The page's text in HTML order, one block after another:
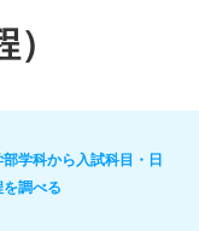
部学科から入試科目・日
を調べる